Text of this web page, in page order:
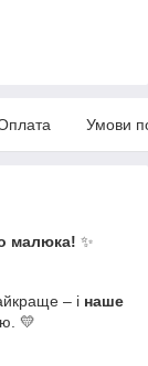
Умови
малюка! ✨
– і наше
💛